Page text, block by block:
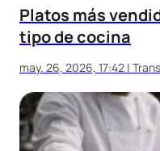
Platos más
tipo de cocina
may. 26, 2026, 17:42 |